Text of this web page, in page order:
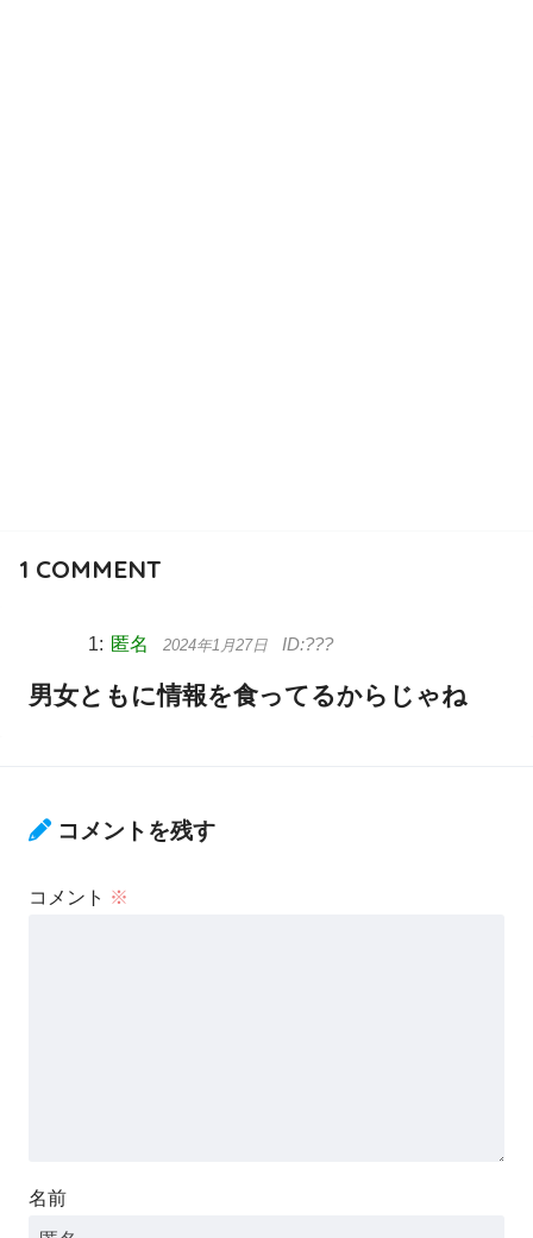
1 COMMENT
匿名 2024年1月27日
男女ともに情報を食ってるからじゃね
コメントを残す
コメント ※
名前